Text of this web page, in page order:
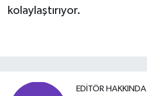
kolaylaştırıyor.
EDITÖR HAKKINDA